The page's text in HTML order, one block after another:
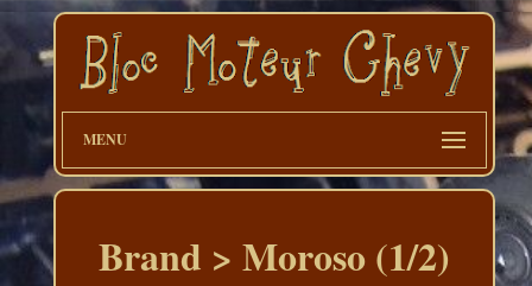
MENU
Brand > Moroso (1/2)